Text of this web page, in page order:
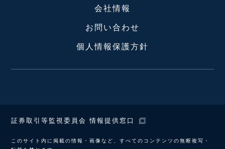
会社情報
お問い合わせ
個人情報保護方針
証券取引等監視委員会 情報提供窓口
このサイト内に掲載の情報・画像など、すべてのコンテンツの無断複写・